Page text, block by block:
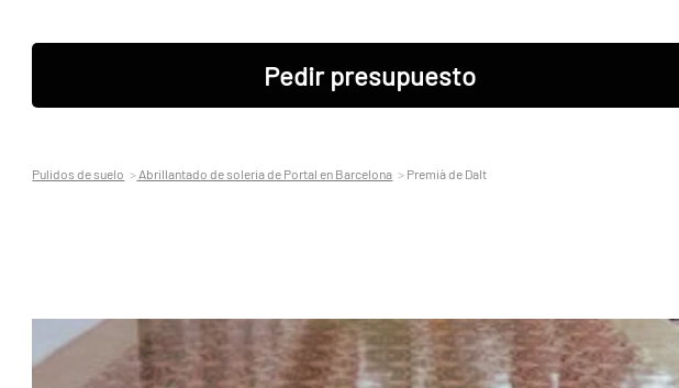
Pedir presupuesto
Pulidos de suelo Abrillantado de soleria de Portal en Barcelona Premià de Dalt